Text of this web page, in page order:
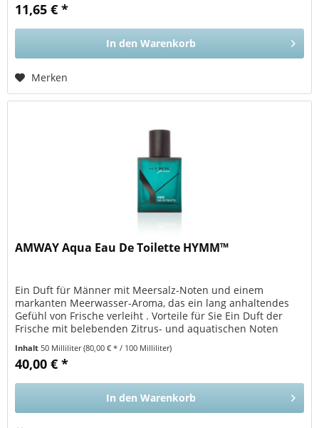
11,65 € *
In den Warenkorb
Merken
AMWAY Aqua Eau De Toilette HYMM™
Ein Duft für Männer mit Meersalz-Noten und einem
markanten Meerwasser-Aroma, das ein lang anhaltendes
Gefühl von Frische verleiht . Vorteile für Sie Ein Duft der
Frische mit belebenden Zitrus- und aquatischen Noten
Inhalt 50 Milliliter(80,00 € * / 100 Milliliter)
40,00 € *
In den Warenkorb